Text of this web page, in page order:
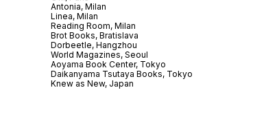
Antonia, Milan
Linea, Milan
Reading Room, Milan
Brot Books, Bratislava
Dorbeetle, Hangzhou
World Magazines, Seoul
Aoyama Book Center, Tokyo
Daikanyama Tsutaya Books, Tokyo
Knew as New, Japan